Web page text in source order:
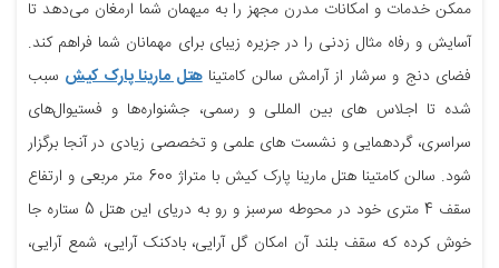
ممکن خدمات و امکانات مدرن مجهز را به میهمان شما ارمغان می‌دهد تا
آسایش و رفاه مثال زدنی را در جزیره زیبای برای مهمانان شما فراهم کند.
فضای دنج و سرشار از آرامش سالن کامتیناهتل مارینا پارک کیش سبب
شده تا اجلاس های بین المللی و رسمی، جشنواره‌ها و فستیوال‌های
سراسری، گردهمایی و نشست های علمی و تخصصی زیادی در آنجا برگزار
‌شود. سالن کامتینا هتل مارینا پارک کیش با متراژ 600 متر مربعی و ارتفاع
سقف 4 متری خود در محوطه سرسبز و رو به دریای این هتل 5 ستاره جا
خوش کرده که سقف بلند آن امکان گل آرایی، بادکنک آرایی، شمع آرایی،